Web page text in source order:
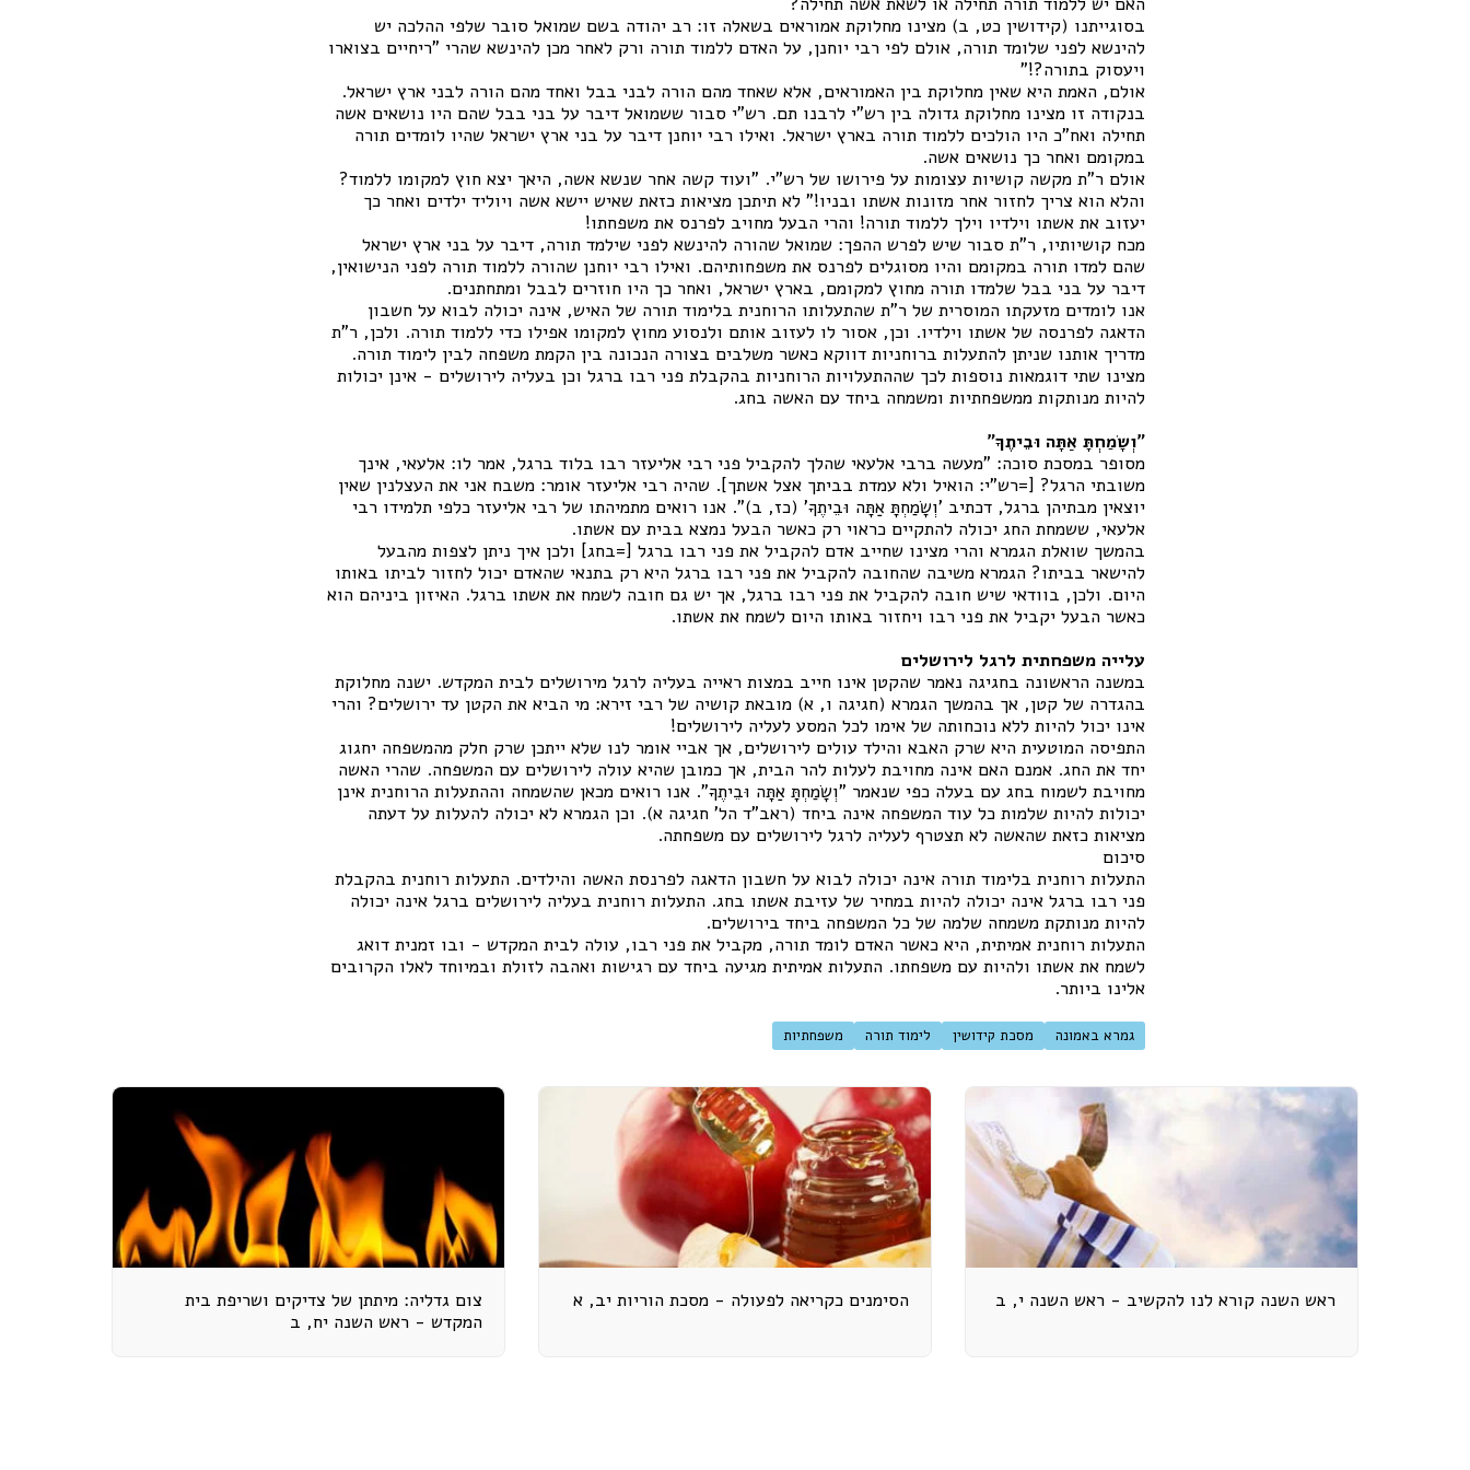
בסוגייתנו (קידושין כט, ב) מצינו מחלוקת אמוראים בשאלה זו: רב יהודה בשם שמואל סובר שלפי ההלכה יש
להינשא לפני שלומד תורה, אולם לפי רבי יוחנן, על האדם ללמוד תורה ורק לאחר מכן להינשא שהרי "ריחיים בצוארו
ויעסוק בתורה?!"
אולם, האמת היא שאין מחלוקת בין האמוראים, אלא שאחד מהם הורה לבני בבל ואחד מהם הורה לבני ארץ ישראל.
בנקודה זו מצינו מחלוקת גדולה בין רש"י לרבנו תם. רש"י סבור ששמואל דיבר על בני בבל שהם היו נושאים אשה
תחילה ואח"כ היו הולכים ללמוד תורה בארץ ישראל. ואילו רבי יוחנן דיבר על בני ארץ ישראל שהיו לומדים תורה
במקומם ואחר כך נושאים אשה.
אולם ר"ת מקשה קושיות עצומות על פירושו של רש"י. "ועוד קשה אחר שנשא אשה, היאך יצא חוץ למקומו ללמוד?
והלא הוא צריך לחזור אחר מזונות אשתו ובניו!" לא תיתכן מציאות כזאת שאיש יישא אשה ויוליד ילדים ואחר כך
יעזוב את אשתו וילדיו וילך ללמוד תורה! והרי הבעל מחויב לפרנס את משפחתו!
מכח קושיותיו, ר"ת סבור שיש לפרש ההפך: שמואל שהורה להינשא לפני שילמד תורה, דיבר על בני ארץ ישראל
שהם למדו תורה במקומם והיו מסוגלים לפרנס את משפחותיהם. ואילו רבי יוחנן שהורה ללמוד תורה לפני הנישואין,
דיבר על בני בבל שלמדו תורה מחוץ למקומם, בארץ ישראל, ואחר כך היו חוזרים לבבל ומתחתנים.
אנו לומדים מזעקתו המוסרית של ר"ת שהתעלותו הרוחנית בלימוד תורה של האיש, אינה יכולה לבוא על חשבון
הדאגה לפרנסה של אשתו וילדיו. וכן, אסור לו לעזוב אותם ולנסוע מחוץ למקומו אפילו כדי ללמוד תורה. ולכן, ר"ת
מדריך אותנו שניתן להתעלות ברוחניות דווקא כאשר משלבים בצורה הנכונה בין הקמת משפחה לבין לימוד תורה.
מצינו שתי דוגמאות נוספות לכך שההתעלויות הרוחניות בהקבלת פני רבו ברגל וכן בעליה לירושלים - אינן יכולות
להיות מנותקות ממשפחתיות ומשמחה ביחד עם האשה בחג.
"וְשָׂמַחְתָּ אַתָּה וּבֵיתֶךָ"
מסופר במסכת סוכה: "מעשה ברבי אלעאי שהלך להקביל פני רבי אליעזר רבו בלוד ברגל, אמר לו: אלעאי, אינך
משובתי הרגל? [=רש"י: הואיל ולא עמדת בביתך אצל אשתך]. שהיה רבי אליעזר אומר: משבח אני את העצלנין שאין
יוצאין מבתיהן ברגל, דכתיב 'וְשָׂמַחְתָּ אַתָּה וּבֵיתֶךָ' (כז, ב)". אנו רואים מתמיהתו של רבי אליעזר כלפי תלמידו רבי
אלעאי, ששמחת החג יכולה להתקיים כראוי רק כאשר הבעל נמצא בבית עם אשתו.
בהמשך שואלת הגמרא והרי מצינו שחייב אדם להקביל את פני רבו ברגל [=בחג] ולכן איך ניתן לצפות מהבעל
להישאר בביתו? הגמרא משיבה שהחובה להקביל את פני רבו ברגל היא רק בתנאי שהאדם יכול לחזור לביתו באותו
היום. ולכן, בוודאי שיש חובה להקביל את פני רבו ברגל, אך יש גם חובה לשמח את אשתו ברגל. האיזון ביניהם הוא
כאשר הבעל יקביל את פני רבו ויחזור באותו היום לשמח את אשתו.
עלייה משפחתית לרגל לירושלים
במשנה הראשונה בחגיגה נאמר שהקטן אינו חייב במצות ראייה בעליה לרגל מירושלים לבית המקדש. ישנה מחלוקת
בהגדרה של קטן, אך בהמשך הגמרא (חגיגה ו, א) מובאת קושיה של רבי זירא: מי הביא את הקטן עד ירושלים? והרי
אינו יכול להיות ללא נוכחותה של אימו לכל המסע לעליה לירושלים!
התפיסה המוטעית היא שרק האבא והילד עולים לירושלים, אך אביי אומר לנו שלא ייתכן שרק חלק מהמשפחה יחגוג
יחד את החג. אמנם האם אינה מחויבת לעלות להר הבית, אך כמובן שהיא עולה לירושלים עם המשפחה. שהרי האשה
מחויבת לשמוח בחג עם בעלה כפי שנאמר "וְשָׂמַחְתָּ אַתָּה וּבֵיתֶךָ". אנו רואים מכאן שהשמחה וההתעלות הרוחנית אינן
יכולות להיות שלמות כל עוד המשפחה אינה ביחד (ראב"ד הל' חגיגה א). וכן הגמרא לא יכולה להעלות על דעתה
מציאות כזאת שהאשה לא תצטרף לעליה לרגל לירושלים עם משפחתה.
סיכום
התעלות רוחנית בלימוד תורה אינה יכולה לבוא על חשבון הדאגה לפרנסת האשה והילדים. התעלות רוחנית בהקבלת
פני רבו ברגל אינה יכולה להיות במחיר של עזיבת אשתו בחג. התעלות רוחנית בעליה לירושלים ברגל אינה יכולה
להיות מנותקת משמחה שלמה של כל המשפחה ביחד בירושלים.
התעלות רוחנית אמיתית, היא כאשר האדם לומד תורה, מקביל את פני רבו, עולה לבית המקדש - ובו זמנית דואג
לשמח את אשתו ולהיות עם משפחתו. התעלות אמיתית מגיעה ביחד עם רגישות ואהבה לזולת ובמיוחד לאלו הקרובים
אלינו ביותר.
גמרא באמונה מסכת קידושין לימוד תורה משפחתיות
ראש השנה קורא לנו להקשיב - ראש השנה י, ב הסימנים כקריאה לפעולה - מסכת הוריות יב, א
צום גדליה: מיתתן של צדיקים ושריפת בית
המקדש - ראש השנה יח, ב